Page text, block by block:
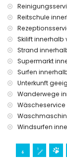
Museum
Kilometern
Sportaktivitäten
Wandern
Pferdesport,
Kilometern
Golf (La
der Villa)
Reitschule
Skilift innerhalb
Strand
Supermarkt
Surfen
Unterkunft
Wanderwege
Wäscheservice
Windsurfen